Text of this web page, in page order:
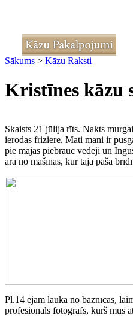
Sākums > Kāzu Raksti
Kristīnes kāzu
Skaists 21 jūlija rīts. Nakts
ierodas friziere. Mati mani ir
pie mājas piebrauc vedēji un
ārā no mašīnas, kur tajā pašā
Pl.14 ejam lauka no baznīcas,
profesionāls fotogrāfs, kurš mūs